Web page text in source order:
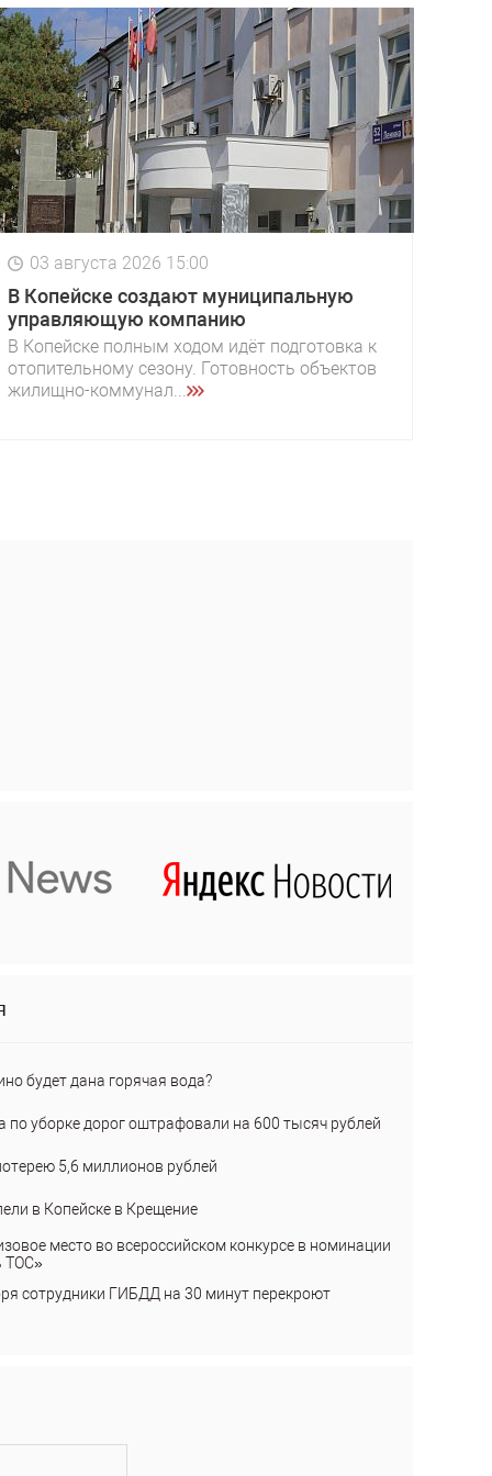
03 августа 2026 15:00
В Копейске создают муниципальную
управляющую компанию
В Копейске полным ходом идёт подготовка к
отопительному сезону. Готовность объектов
жилищно-коммунал...
будет дана горячая вода?
по уборке дорог оштрафовали на 600 тысяч рублей
5,6 миллионов рублей
в Копейске в Крещение
место во всероссийском конкурсе в номинации
ТОС»
сотрудники ГИБДД на 30 минут перекроют